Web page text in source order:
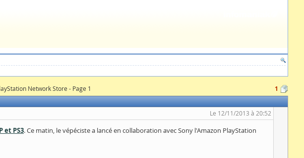
Network Store - Page 1
1
Le 12/11/2013 à 20:52
et PS3. Ce matin, le vépéciste a lancé en collaboration avec Sony l'Amazon PlayStation